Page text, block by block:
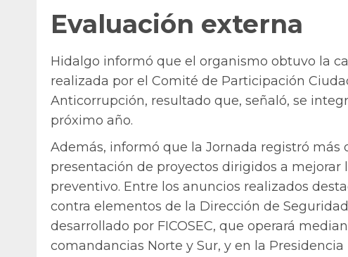
Evaluación externa
Hidalgo informó que el organismo obtuvo la
realizada por el Comité de Participación
Anticorrupción, resultado que, señaló, se
próximo año.
Además, informó que la Jornada registró más
presentación de proyectos dirigidos a
preventivo. Entre los anuncios realizados
contra elementos de la Dirección de
desarrollado por FICOSEC, que operará
comandancias Norte y Sur, y en la